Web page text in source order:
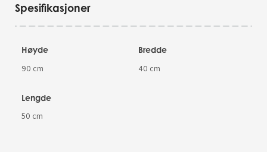
Spesifikasjoner
Høyde
90 cm
Bredde
40 cm
Lengde
50 cm